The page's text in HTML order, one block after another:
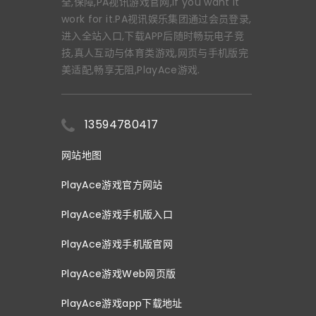
work for it.PA视讯娱乐集团通过会员登录,
进入全站入口,下载APP后随时畅玩电子竞
技,真人互动与体育类游戏,网页与手机版完
美适配,畅享无阻,PlayAce游戏.
13594780417
网站地图
PlayAce游戏官方网站
PlayAce游戏手机版入口
PlayAce游戏手机版官网
PlayAce游戏Web网页版
PlayAce游戏app下载地址